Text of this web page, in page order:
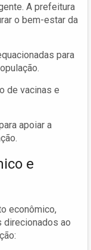
A prefeitura
o bem-estar da
para
de vacinas e
apoiar a
e
econômico,
direcionados ao